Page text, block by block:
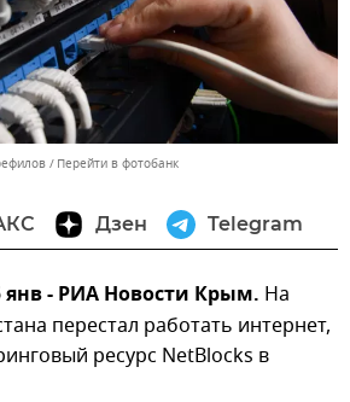
Перейти в фотобанк
Дзен Telegram
- РИА Новости Крым. На
перестал работать интернет,
ресурс NetBlocks в